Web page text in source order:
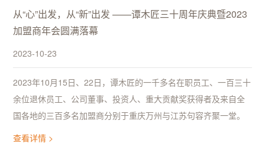
从“心”出发，从“新”出发 ——谭木匠三十周年庆典暨2023
加盟商年会圆满落幕
2023-10-23
2023年10月15日、22日，谭木匠的一千多名在职员工、一百三十
余位退休员工、公司董事、投资人、重大贡献奖获得者及来自全
国各地的三百多名加盟商分别于重庆万州与江苏句容齐聚一堂。
查看详情 >